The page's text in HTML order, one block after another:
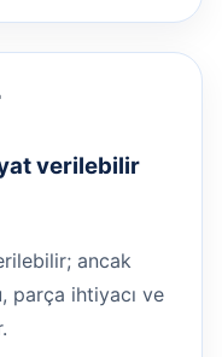
verilebilir
ancak
parça ihtiyacı ve